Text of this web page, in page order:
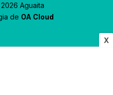
X
Aguaita
de OA Cloud